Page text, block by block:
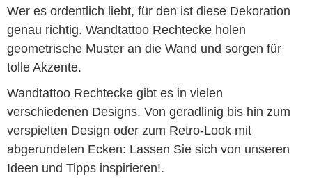
Wer es ordentlich liebt, für den ist diese Dekoration
genau richtig. Wandtattoo Rechtecke holen
geometrische Muster an die Wand und sorgen für
tolle Akzente.
Wandtattoo Rechtecke gibt es in vielen
verschiedenen Designs. Von geradlinig bis hin zum
verspielten Design oder zum Retro-Look mit
abgerundeten Ecken: Lassen Sie sich von unseren
Ideen und Tipps inspirieren!.